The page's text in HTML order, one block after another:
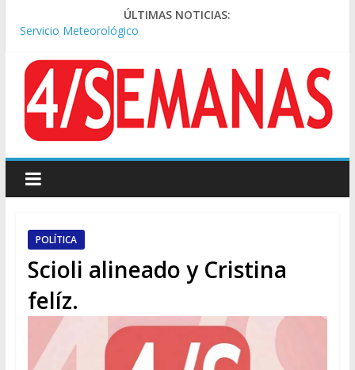
ÚLTIMAS NOTICIAS:
Los alquileres de departamentos en la CABA aumentaron
Represión frente al Congreso: tres detenidos durante la
protesta contra la Ley de Propiedad Privada
Sturzenegger defendió la Ley de Tierras y lamentó el retiro
del capítulo de extranjerización
Sáenz endurece su postura: rechaza cambios en Manejo del
Fuego y defiende la Ley de Tierras
Tormentas severas y fuertes ráfagas de viento: alerta del
Servicio Meteorológico
POLÍTICA
Scioli alineado y Cristina
felíz.